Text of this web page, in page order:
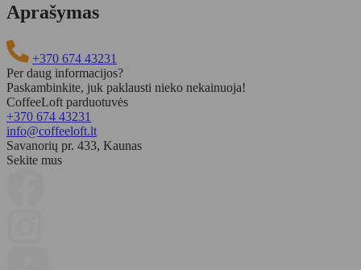
Aprašymas
+370 674 43231
Per daug informacijos?
Paskambinkite, juk paklausti nieko nekainuoja!
CoffeeLoft parduotuvės
+370 674 43231
info@coffeeloft.lt
Savanorių pr. 433, Kaunas
Sekite mus